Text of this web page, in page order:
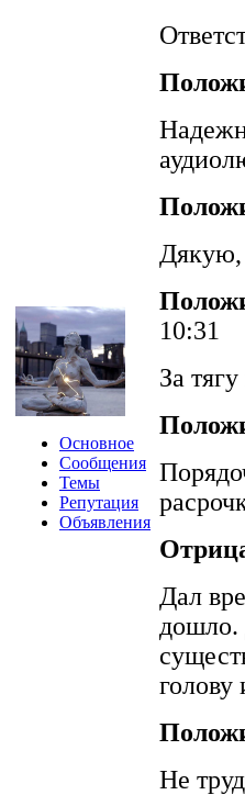
Основное
Сообщения
Темы
Репутация
Объявления
Дякую,
10:31
За
Дал
дошло.
голову
Не